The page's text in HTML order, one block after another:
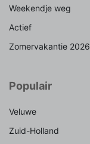
Weekendje weg
Actief
Zomervakantie 2026
Populair
Veluwe
Zuid-Holland